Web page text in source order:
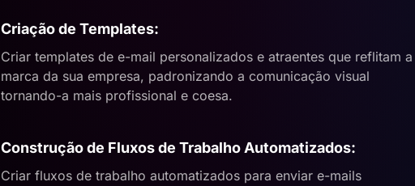
Criação de Templates:
Criar templates de e-mail personalizados e atraentes que reflitam a
marca da sua empresa, padronizando a comunicação visual
tornando-a mais profissional e coesa.
Construção de Fluxos de Trabalho Automatizados:
Criar fluxos de trabalho automatizados para enviar e-mails